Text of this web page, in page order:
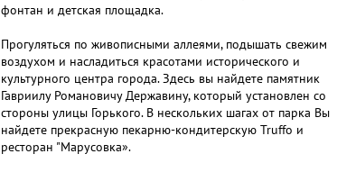
фонтан и детская площадка.
Прогуляться по живописными аллеями, подышать свежим
воздухом и насладиться красотами исторического и
культурного центра города. Здесь вы найдете памятник
Гавриилу Романовичу Державину, который установлен со
стороны улицы Горького. В нескольких шагах от парка Вы
найдете прекрасную пекарню-кондитерскую Truffo и
ресторан "Марусовка».